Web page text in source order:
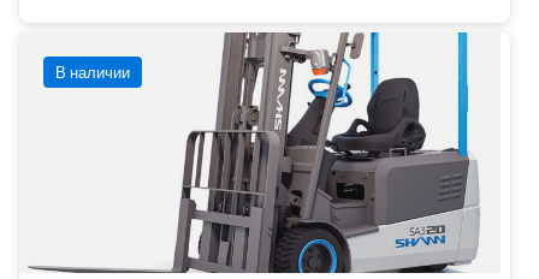
В наличии